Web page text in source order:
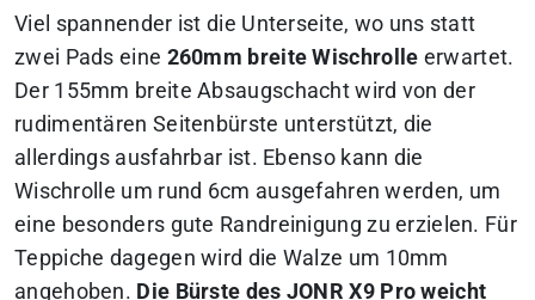
Viel spannender ist die Unterseite, wo uns statt
zwei Pads eine 260mm breite Wischrolle erwartet.
Der 155mm breite Absaugschacht wird von der
rudimentären Seitenbürste unterstützt, die
allerdings ausfahrbar ist. Ebenso kann die
Wischrolle um rund 6cm ausgefahren werden, um
eine besonders gute Randreinigung zu erzielen. Für
Teppiche dagegen wird die Walze um 10mm
angehoben. Die Bürste des JONR X9 Pro weicht